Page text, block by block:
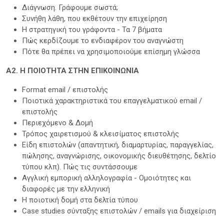
Διάγνωση. Γράφουμε σωστά;
Συνήθη λάθη, που εκθέτουν την επιχείρηση
Η στρατηγική του γράφοντα - Τα 7 βήματα
Πώς κερδίζουμε το ενδιαφέρον του αναγνώστη
Πότε θα πρέπει να χρησιμοποιούμε επίσημη γλώσσα
Α2. Η ΠΟΙΟΤΗΤΑ ΣΤΗΝ ΕΠΙΚΟΙΝΩΝΙΑ
Format email / επιστολής
Ποιοτικά χαρακτηριστικά του επαγγελματικού email /
επιστολής
Περιεχόμενο & Δομή
Τρόπος χαιρετισμού & κλεισίματος επιστολής
Είδη επιστολών (απαντητική, διαμαρτυρίας, παραγγελίας,
πώλησης, αναγνώρισης, οικονομικής διευθέτησης, δελτίο
τύπου κλπ). Πώς τις συντάσσουμε
Αγγλική εμπορική αλληλογραφία - Ομοιότητες και
διαφορές με την ελληνική
Η ποιοτική δομή στα δελτία τύπου
Case studies σύνταξης επιστολών / emails για διαχείριση